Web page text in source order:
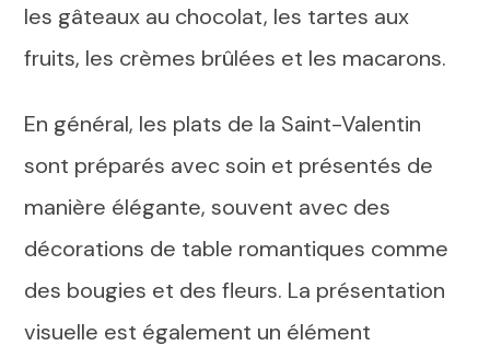
les gâteaux au chocolat, les tartes aux
fruits, les crèmes brûlées et les macarons.
En général, les plats de la Saint-Valentin
sont préparés avec soin et présentés de
manière élégante, souvent avec des
décorations de table romantiques comme
des bougies et des fleurs. La présentation
visuelle est également un élément